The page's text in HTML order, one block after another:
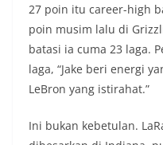
27 poin itu career-high
poin musim lalu di
batasi ia cuma 23 laga.
laga, “Jake beri energi
LeBron yang istirahat.”
Ini bukan kebetulan.